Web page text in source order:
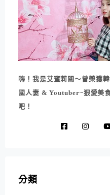
嗨！我是艾蜜莉關～曾榮獲
國人妻 & Youtuber~狠愛美
吧！
分類